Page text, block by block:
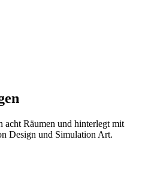
acht Räumen und hinterlegt mit
Design und Simulation Art.